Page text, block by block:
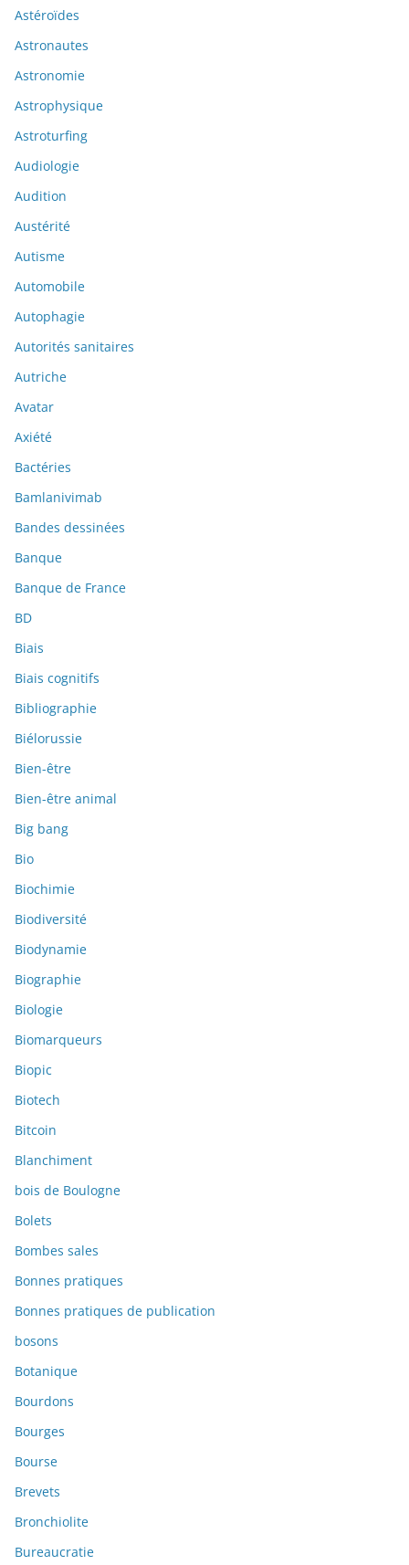
Astéroïdes
Astronautes
Astronomie
Astrophysique
Astroturfing
Audiologie
Audition
Austérité
Autisme
Automobile
Autophagie
Autorités sanitaires
Autriche
Avatar
Axiété
Bactéries
Bamlanivimab
Bandes dessinées
Banque
Banque de France
BD
Biais
Biais cognitifs
Bibliographie
Biélorussie
Bien-être
Bien-être animal
Big bang
Bio
Biochimie
Biodiversité
Biodynamie
Biographie
Biologie
Biomarqueurs
Biopic
Biotech
Bitcoin
Blanchiment
bois de Boulogne
Bolets
Bombes sales
Bonnes pratiques
Bonnes pratiques de publication
bosons
Botanique
Bourdons
Bourges
Bourse
Brevets
Bronchiolite
Bureaucratie